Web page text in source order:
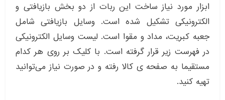
ابزار مورد نیاز ساخت این ربات از دو بخش بازیافتی و
الکترونیکی تشکیل شده است. وسایل بازیافتی شامل
جعبه کبریت، مداد و مقوا است. لیست وسایل الکترونیکی
در فهرست زیر قرار گرفته است. با کلیک بر روی هر کدام
مستقیما به صفحه ی کالا رفته و در صورت نیاز می‌توانید
تهیه کنید.